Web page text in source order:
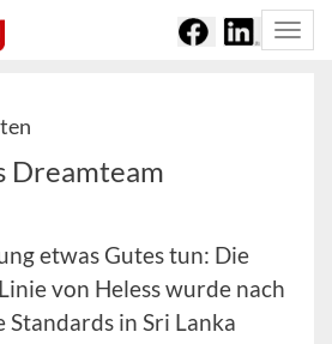
Dreamteam
etwas Gutes tun: Die
von Heless wurde nach
Standards in Sri Lanka